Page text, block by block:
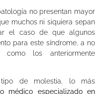
no presentan mayor
muchos ni siquiera sepan
el caso de que algunos
para este síndrome, a no
los anteriormente
de molestia, lo más
médico especializado en